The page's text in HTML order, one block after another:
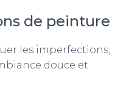
de peinture
les imperfections,
douce et